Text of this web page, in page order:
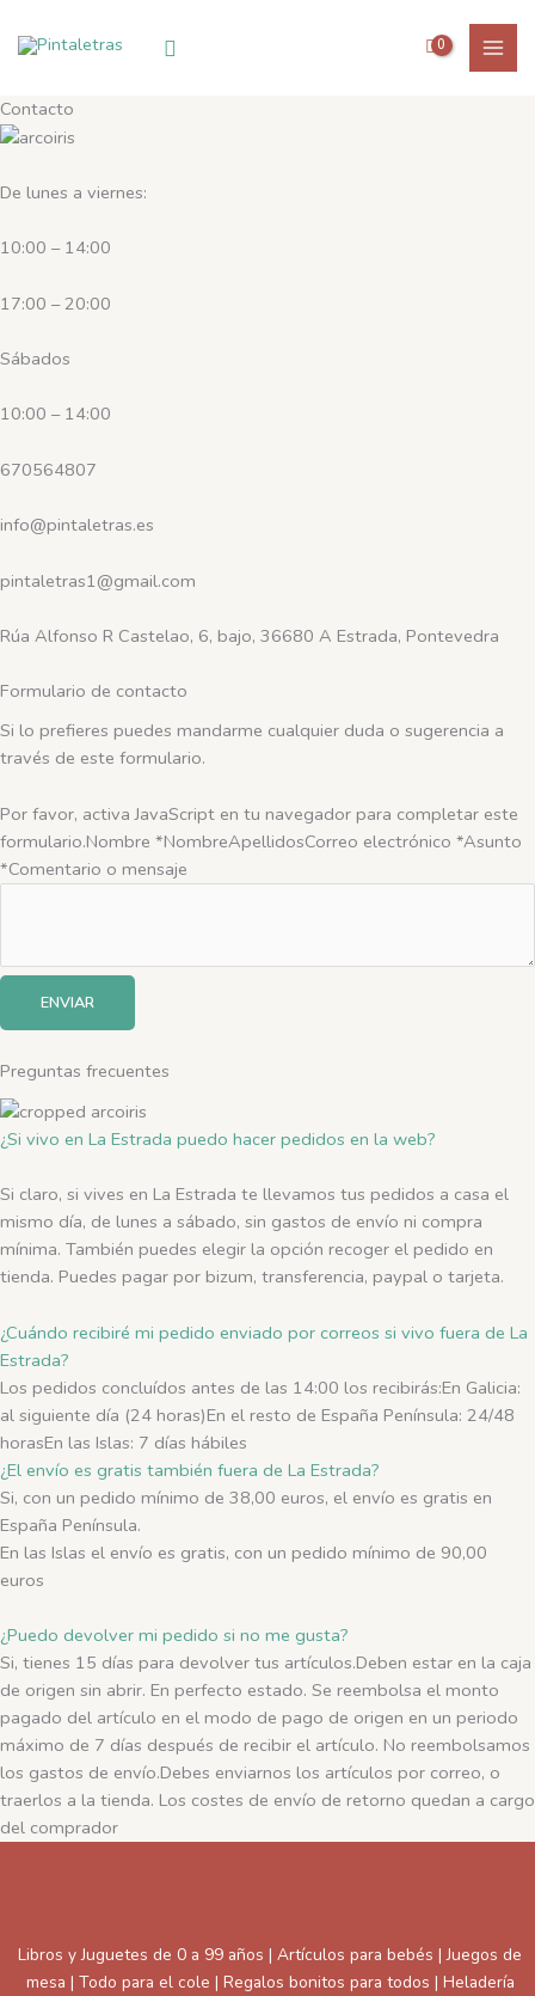
Buscar
Contacto
De lunes a viernes:
10:00 – 14:00
17:00 – 20:00
Sábados
10:00 – 14:00
670564807
info@pintaletras.es
pintaletras1@gmail.com
Rúa Alfonso R Castelao, 6, bajo, 36680 A Estrada, Pontevedra
Formulario de contacto
Si lo prefieres puedes mandarme cualquier duda o sugerencia a
través de este formulario.
Por favor, activa JavaScript en tu navegador para completar este
formulario.Nombre *NombreApellidosCorreo electrónico *Asunto
*Comentario o mensaje
ENVIAR
Preguntas frecuentes
¿Si vivo en La Estrada puedo hacer pedidos en la web?
Si claro, si vives en La Estrada te llevamos tus pedidos a casa el
mismo día, de lunes a sábado, sin gastos de envío ni compra
mínima. También puedes elegir la opción recoger el pedido en
tienda. Puedes pagar por bizum, transferencia, paypal o tarjeta.
¿Cuándo recibiré mi pedido enviado por correos si vivo fuera de La
Estrada?
Los pedidos concluídos antes de las 14:00 los recibirás:En Galicia:
al siguiente día (24 horas)En el resto de España Península: 24/48
horasEn las Islas: 7 días hábiles
¿El envío es gratis también fuera de La Estrada?
Si, con un pedido mínimo de 38,00 euros, el envío es gratis en
España Península.
En las Islas el envío es gratis, con un pedido mínimo de 90,00
euros
¿Puedo devolver mi pedido si no me gusta?
Si, tienes 15 días para devolver tus artículos.Deben estar en la caja
de origen sin abrir. En perfecto estado. Se reembolsa el monto
pagado del artículo en el modo de pago de origen en un periodo
máximo de 7 días después de recibir el artículo. No reembolsamos
los gastos de envío.Debes enviarnos los artículos por correo, o
traerlos a la tienda. Los costes de envío de retorno quedan a cargo
del comprador
Libros y Juguetes de 0 a 99 años | Artículos para bebés | Juegos de
mesa | Todo para el cole | Regalos bonitos para todos | Heladería